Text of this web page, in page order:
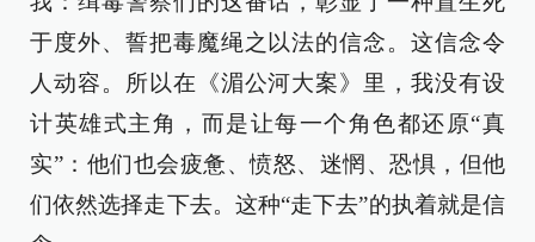
于度外、誓把毒魔绳之以法的信念。这信念令
人动容。所以在《湄公河大案》里，我没有设
计英雄式主角，而是让每一个角色都还原“真
实”：他们也会疲惫、愤怒、迷惘、恐惧，但他
们依然选择走下去。这种“走下去”的执着就是信